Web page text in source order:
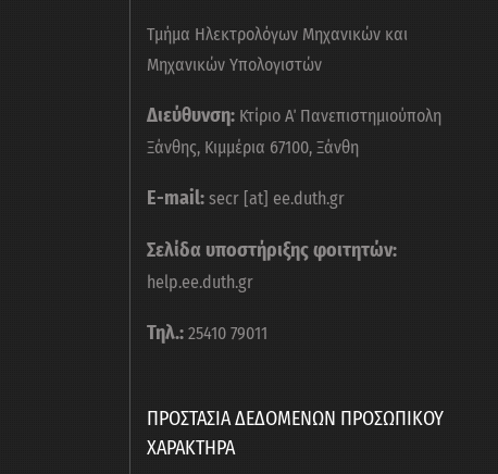
Τμήμα Ηλεκτρολόγων Μηχανικών και
Μηχανικών Υπολογιστών
Διεύθυνση:Κτίριο Α΄ Πανεπιστημιούπολη
Ξάνθης, Κιμμέρια 67100, Ξάνθη
E-mail:secr [at] ee.duth.gr
Σελίδα υποστήριξης φοιτητών:
help.ee.duth.gr
Τηλ.: 25410 79011
ΠΡΟΣΤΑΣΙΑ ΔΕΔΟΜΕΝΩΝ ΠΡΟΣΩΠΙΚΟΥ
ΧΑΡΑΚΤΗΡΑ